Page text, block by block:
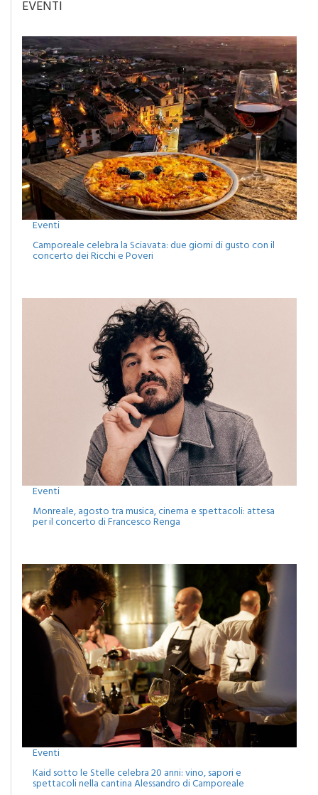
EVENTI
Eventi
Camporeale celebra la Sciavata: due giorni di gusto con il
concerto dei Ricchi e Poveri
Eventi
Monreale, agosto tra musica, cinema e spettacoli: attesa
per il concerto di Francesco Renga
Eventi
Kaid sotto le Stelle celebra 20 anni: vino, sapori e
spettacoli nella cantina Alessandro di Camporeale